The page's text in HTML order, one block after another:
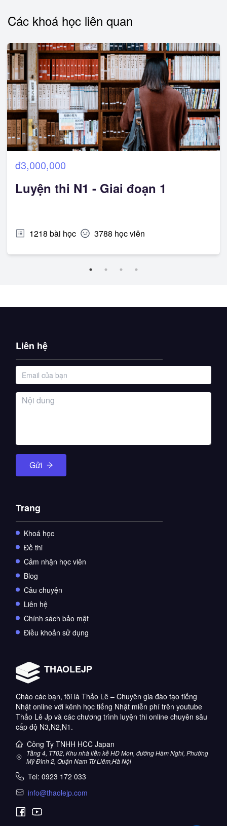
Các khoá học liên quan
đ3,000,000
Luyện thi N1 - Giai đoạn 1
1218 bài học 3788 học viên
Liên hệ
Gửi
Trang
Khoá học
Đề thi
Cảm nhận học viên
Blog
Câu chuyện
Liên hệ
Chính sách bảo mật
Điều khoản sử dụng
THAOLEJP
Chào các bạn, tôi là Thảo Lê – Chuyên gia đào tạo tiếng
Nhật online với kênh học tiếng Nhật miễn phí trên youtube
Thảo Lê Jp và các chương trình luyện thi online chuyên sâu
cấp độ N3,N2,N1.
Công Ty TNHH HCC Japan
Tầng 4, TT02, Khu nhà liền kề HD Mon, đường Hàm Nghi, Phường
Mỹ Đình 2, Quận Nam Từ Liêm,Hà Nội
Tel: 0923 172 033
info@thaolejp.com